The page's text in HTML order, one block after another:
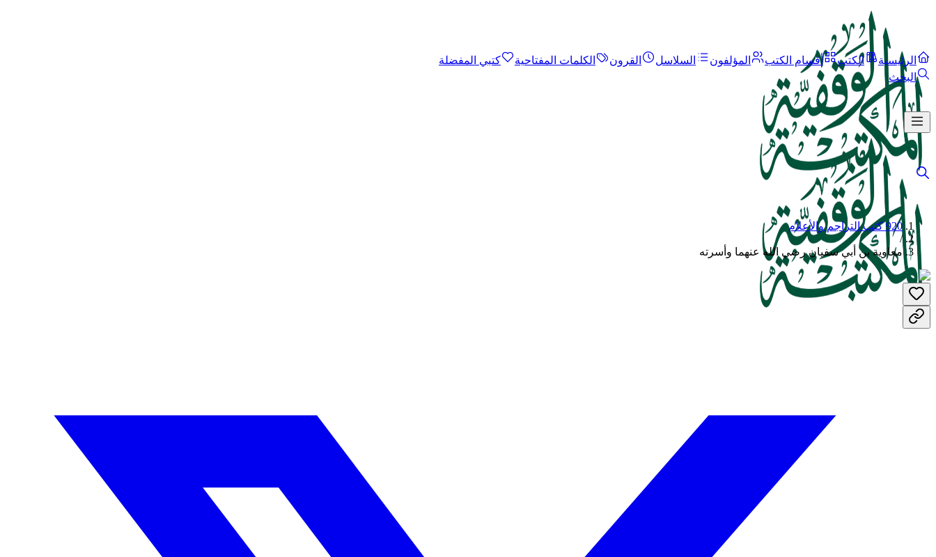
الرئيسية الكتب أقسام الكتب المؤلفون السلاسل القرون الكلمات المفتاحية
كتبي المفضلة
البحث
920 كتب التراجم والأعلام
/
معاوية بن أبي سفيان رضي الله عنهما وأسرته